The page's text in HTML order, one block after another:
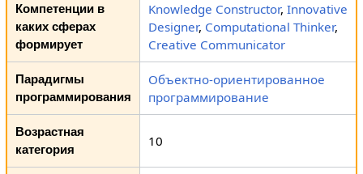
Компетенции в
каких сферах
формирует
Knowledge Constructor, Innovative
Designer, Computational Thinker,
Creative Communicator
Парадигмы
программирования
Объектно-ориентированное
программирование
Возрастная
категория
10